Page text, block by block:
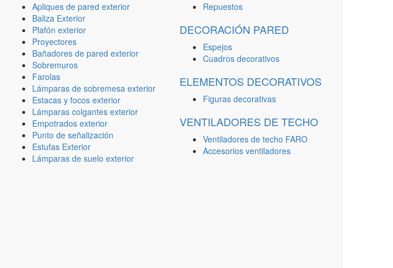
Apliques de pared exterior
Baliza Exterior
Plafón exterior
Proyectores
Bañadores de pared exterior
Sobremuros
Farolas
Lámparas de sobremesa exterior
Estacas y focos exterior
Lámparas colgantes exterior
Empotrados exterior
Punto de señalización
Estufas Exterior
Lámparas de suelo exterior
Repuestos
DECORACIÓN PARED
Espejos
Cuadros decorativos
ELEMENTOS DECORATIVOS
Figuras decorativas
VENTILADORES DE TECHO
Ventiladores de techo FARO
Accesorios ventiladores